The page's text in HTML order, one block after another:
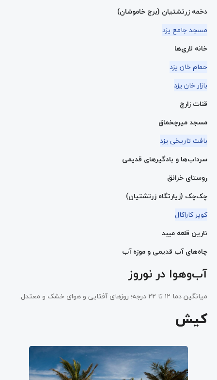
دخمه زرتشتیان (برج خاموشان)
مسجد جامع یزد
خانه لاری‌ها
حمام خان یزد
بازار خان یزد
قنات زارچ
مسجد میرچخماق
بافت تاریخی یزد
سرداب‌ها و بادگیرهای قدیمی
روستای خرانق
چک‌چک (زیارتگاه زرتشتیان)
کویر کاراکال
نارین قلعه میبد
چاه‌های آب قدیمی و موزه آب
آب‌وهوا در نوروز
میانگین دما ۱۲ تا ۲۲ درجه؛ روزهای آفتابی و هوای خشک و معتدل.
کیش